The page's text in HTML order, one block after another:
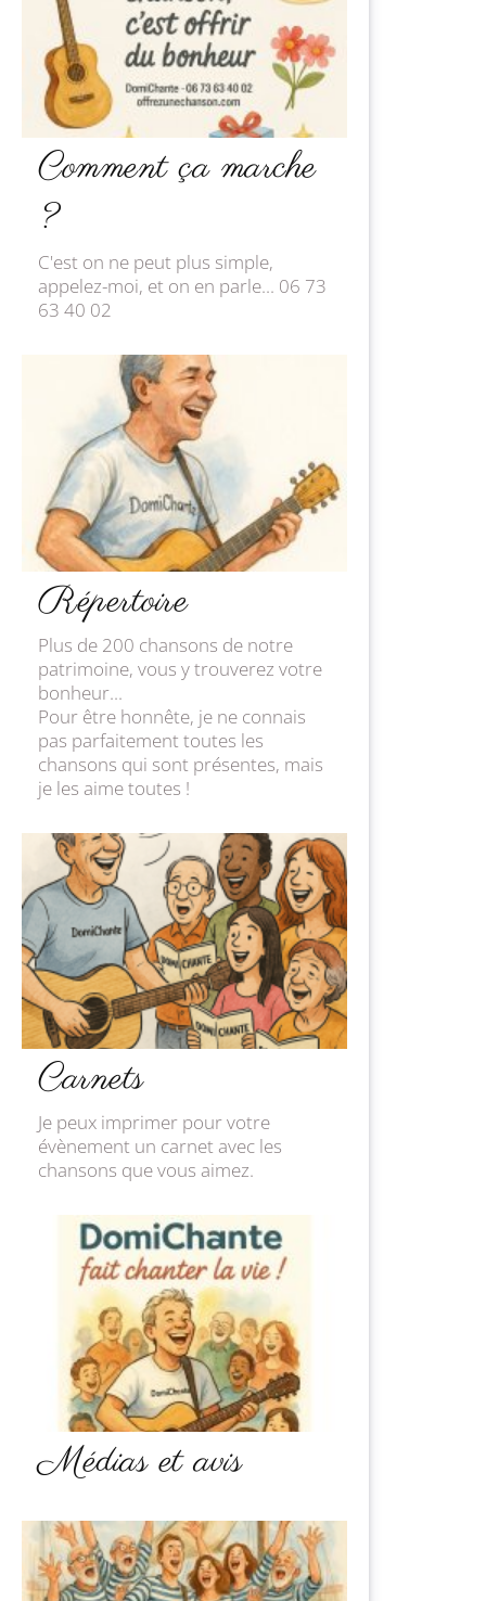
Comment ça marche
?
C'est on ne peut plus simple,
appelez-moi, et on en parle... 06 73
63 40 02
Répertoire
Plus de 200 chansons de notre
patrimoine, vous y trouverez votre
bonheur...
Pour être honnête, je ne connais
pas parfaitement toutes les
chansons qui sont présentes, mais
je les aime toutes !
Carnets
Je peux imprimer pour votre
évènement un carnet avec les
chansons que vous aimez.
Médias et avis